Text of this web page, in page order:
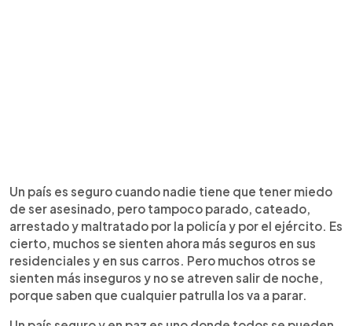
Un país es seguro cuando nadie tiene que tener miedo
de ser asesinado, pero tampoco parado, cateado,
arrestado y maltratado por la policía y por el ejército. Es
cierto, muchos se sienten ahora más seguros en sus
residenciales y en sus carros. Pero muchos otros se
sienten más inseguros y no se atreven salir de noche,
porque saben que cualquier patrulla los va a parar.